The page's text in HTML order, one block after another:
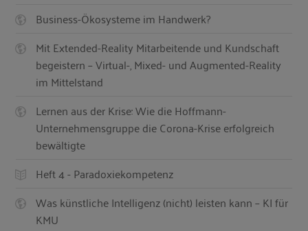
Business-Ökosysteme im Handwerk?
Mit Extended-Reality Mitarbeitende und Kundschaft
begeistern – Virtual-, Mixed- und Augmented-Reality
im Mittelstand
Lernen aus der Krise: Wie die Hoffmann-
Unternehmensgruppe die Corona-Krise erfolgreich
bewältigte
Heft 4 - Paradoxiekompetenz
Was künstliche Intelligenz (nicht) leisten kann – KI für
KMU